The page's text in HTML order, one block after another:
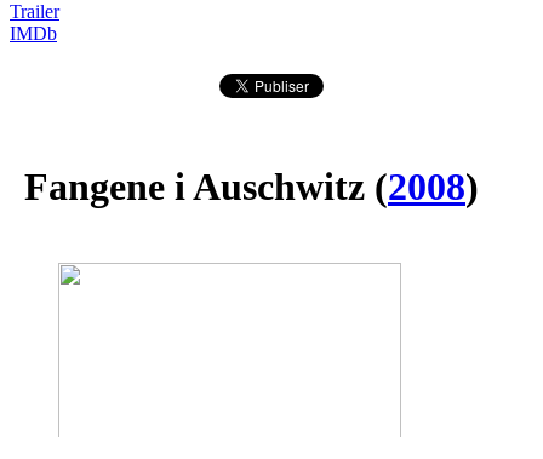
Trailer
IMDb
Fangene i Auschwitz (2008)